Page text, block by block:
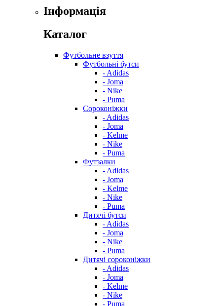
Інформація
Каталог
Футбольне взуття
Футбольні бутси
- Adidas
- Joma
- Nike
- Puma
Сороконіжки
- Adidas
- Joma
- Kelme
- Nike
- Puma
Футзалки
- Adidas
- Joma
- Kelme
- Nike
- Puma
Дитячі бутси
- Adidas
- Joma
- Nike
- Puma
Дитячі сороконіжки
- Adidas
- Joma
- Kelme
- Nike
- Puma